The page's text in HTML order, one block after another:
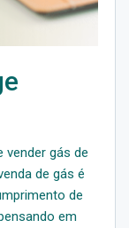
vender gás de
de gás é
de
em